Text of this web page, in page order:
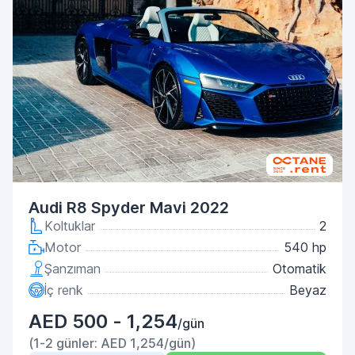
Audi R8 Spyder Mavi 2022
Koltuklar
2
Motor
540 hp
Şanzıman
Otomatik
İç renk
Beyaz
AED 500 - 1,254/gün
(1-2 günler: AED 1,254/gün)